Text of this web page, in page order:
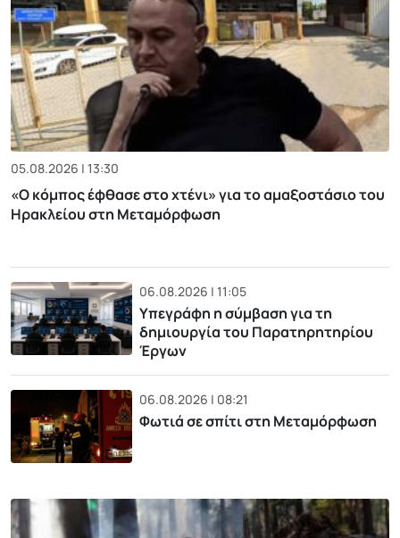
05.08.2026 | 13:30
«Ο κόμπος έφθασε στο χτένι» για το αμαξοστάσιο του
Ηρακλείου στη Μεταμόρφωση
06.08.2026 | 11:05
Υπεγράφη η σύμβαση για τη
δημιουργία του Παρατηρητηρίου
Έργων
06.08.2026 | 08:21
Φωτιά σε σπίτι στη Μεταμόρφωση